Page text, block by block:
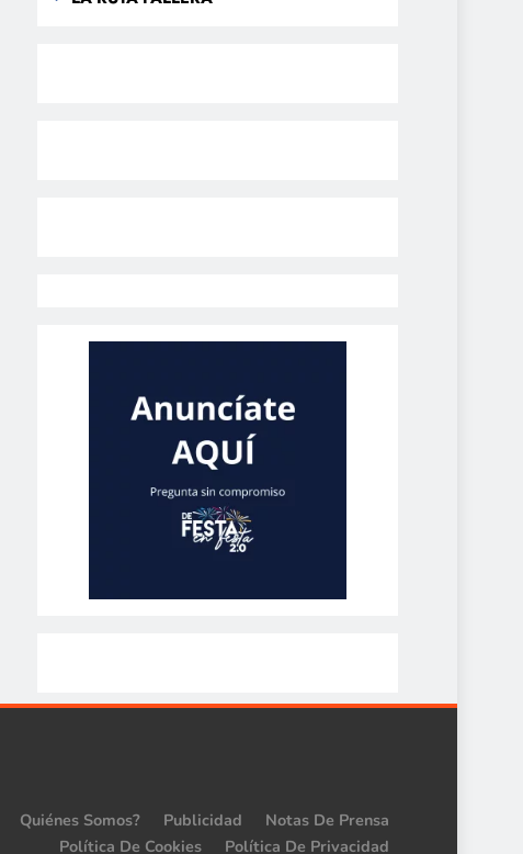
Quiénes Somos? Publicidad
Notas De Prensa
Política De Cookies
Política De Privacidad